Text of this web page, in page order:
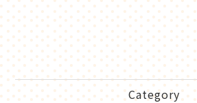
k
Category